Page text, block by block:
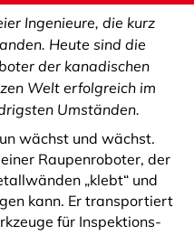
Ingenieure, die kurz
Heute sind die
der kanadischen
Welt erfolgreich im
Umständen.
wächst und wächst.
Raupenroboter, der
„klebt“ und
kann. Er transportiert
für Inspektions-